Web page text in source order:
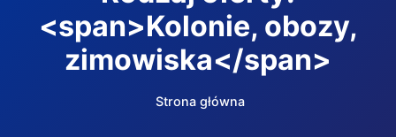
<span>Kolonie, obozy,
zimowiska</span>
Strona główna